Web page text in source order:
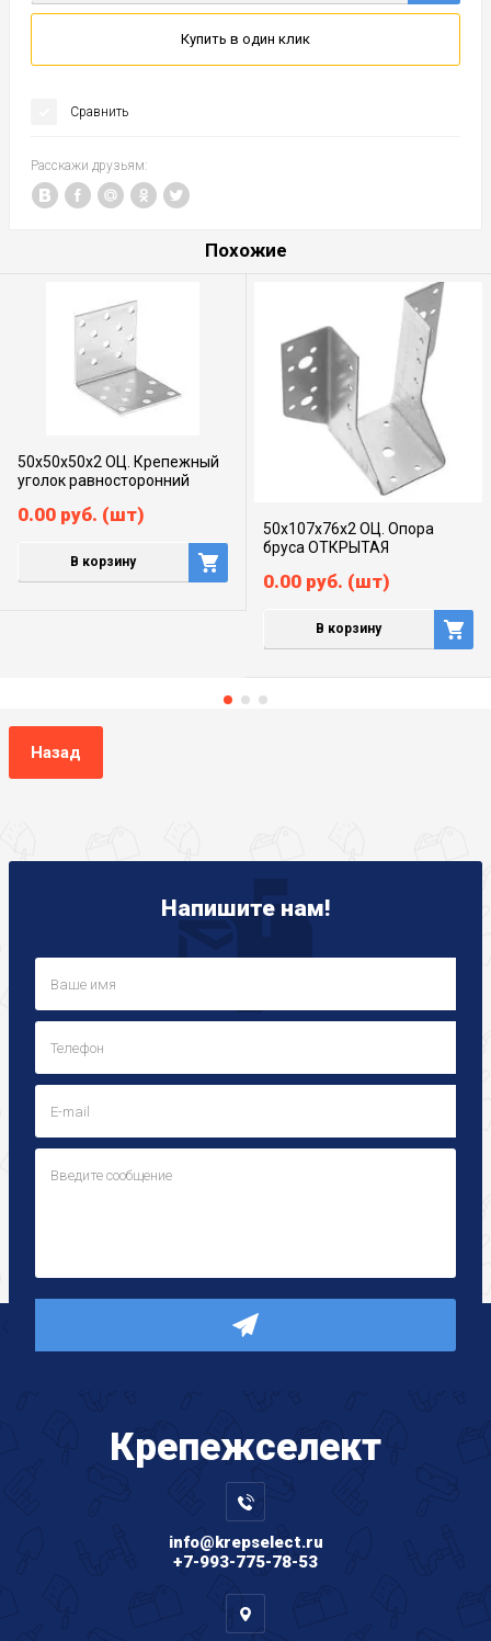
Купить в один клик
Сравнить
Расскажи друзьям:
Похожие
50х50х50х2 ОЦ. Крепежный
уголок равносторонний
0.00 руб. (шт)
В корзину
50х107х76х2 ОЦ. Опора
бруса ОТКРЫТАЯ
0.00 руб. (шт)
В корзину
Назад
Напишите нам!
Крепежселект
info@krepselect.ru
+7-993-775-78-53